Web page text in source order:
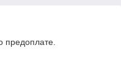
предоплате.